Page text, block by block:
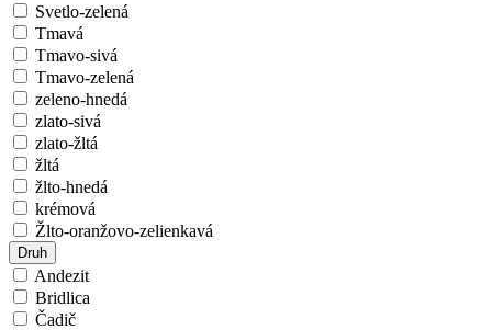
Svetlo-zelená
Tmavá
Tmavo-sivá
Tmavo-zelená
zeleno-hnedá
zlato-sivá
zlato-žltá
žltá
žlto-hnedá
krémová
Žlto-oranžovo-zelienkavá
Druh
Andezit
Bridlica
Čadič